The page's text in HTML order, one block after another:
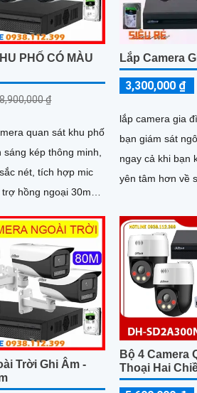
PHỐ CÓ MÀU
8,900,000 ₫
quan sát khu phố
kép thông minh,
nét, tích hợp mic
nhu cầu an ninh
Lắp Camera
3,300,000 ₫
lắp camera gia
bạn giám sát
ngay cả khi bạn
yên tâm hơn về
Trời Ghi Âm -
Bộ 4 Camera
Thoại Hai